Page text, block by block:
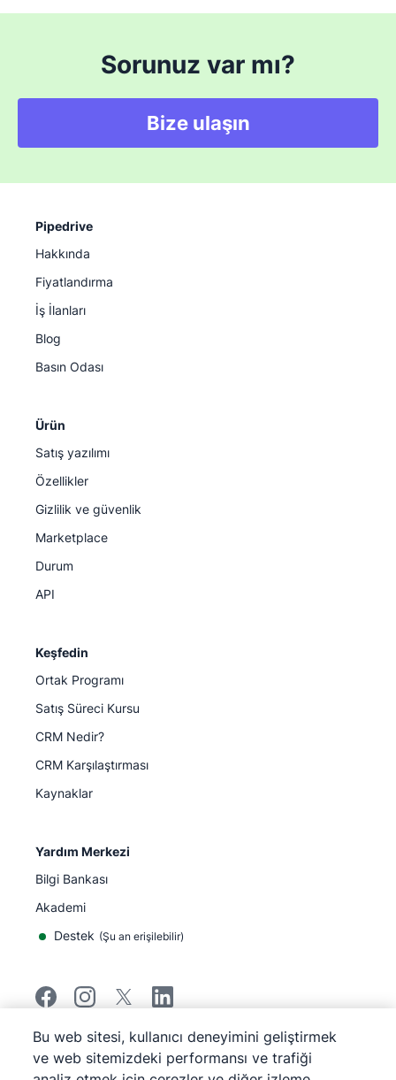
Sorunuz var mı?
Bize ulaşın
Pipedrive
Hakkında
Fiyatlandırma
İş İlanları
Blog
Basın Odası
Ürün
Satış yazılımı
Özellikler
Gizlilik ve güvenlik
Marketplace
Durum
API
Keşfedin
Ortak Programı
Satış Süreci Kursu
CRM Nedir?
CRM Karşılaştırması
Kaynaklar
Yardım Merkezi
Bilgi Bankası
Akademi
Destek (Şu an erişilebilir)
© 2026Pipedrive
Pipedrive
Hizmet Koşulları
Bu web sitesi, kullanıcı deneyimini geliştirmek
ve web sitemizdeki performansı ve trafiği